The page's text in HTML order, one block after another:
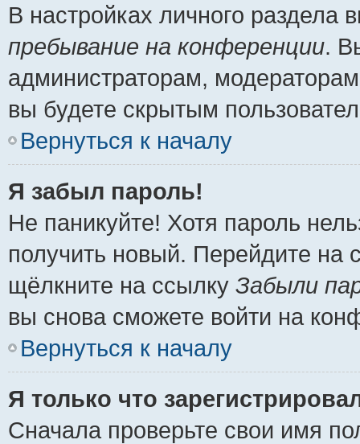
В настройках личного
пребывание на конференции.
администраторам,
вы будете скрытым
Вернуться к началу
Я забыл пароль!
Не паникуйте! Хотя пароль
получить новый. Перейдите на
щёлкните на ссылку Забыли
вы снова сможете войти на
Вернуться к началу
Я только что
Сначала проверьте свои имя